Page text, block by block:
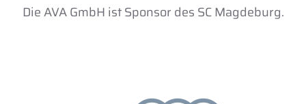
Die AVA GmbH ist Sponsor des SC Magdeburg.